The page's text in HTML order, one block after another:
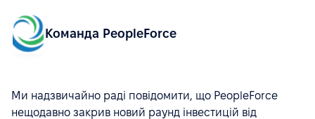
Команда PeopleForce
Ми надзвичайно раді повідомити, що PeopleForce
нещодавно закрив новий раунд інвестицій від